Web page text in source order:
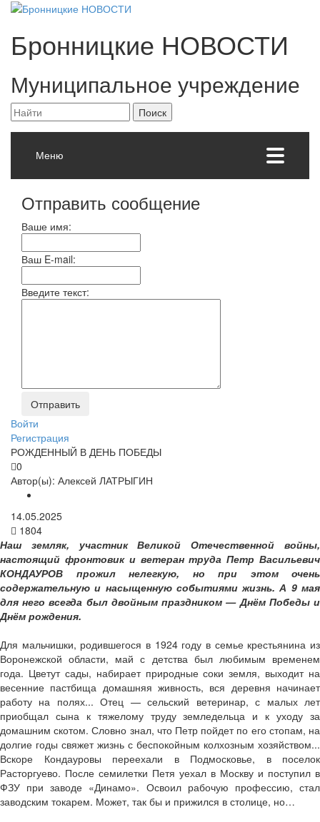
Бронницкие НОВОСТИ
Муниципальное учреждение
Меню
Отправить сообщение
Ваше имя:
Ваш E-mail:
Введите текст:
Войти
Регистрация
РОЖДЕННЫЙ В ДЕНЬ ПОБЕДЫ
0
Автор(ы): Алексей ЛАТРЫГИН
14.05.2025
1804
Наш земляк, участник Великой Отечественной войны,
настоящий фронтовик и ветеран труда Петр Васильевич
КОНДАУРОВ прожил нелегкую, но при этом очень
содержательную и насыщенную событиями жизнь. А 9 мая
для него всегда был двойным праздником — Днём Победы и
Днём рождения.
Для мальчишки, родившегося в 1924 году в семье крестьянина из
Воронежской области, май с детства был любимым временем
года. Цветут сады, набирает природные соки земля, выходит на
весенние пастбища домашняя живность, вся деревня начинает
работу на полях... Отец — сельский ветеринар, с малых лет
приобщал сына к тяжелому труду земледельца и к уходу за
домашним скотом. Словно знал, что Петр пойдет по его стопам, на
долгие годы свяжет жизнь с беспокойным колхозным хозяйством...
Вскоре Кондауровы переехали в Подмосковье, в поселок
Расторгуево. После семилетки Петя уехал в Москву и поступил в
ФЗУ при заводе «Динамо». Освоил рабочую профессию, стал
заводским токарем. Может, так бы и прижился в столице, но…